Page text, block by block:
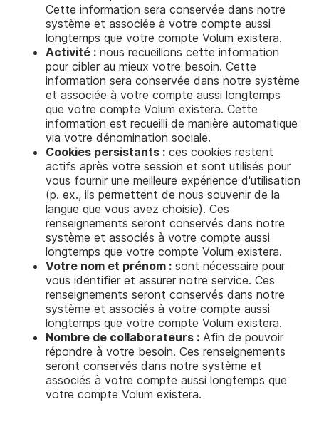
Cette information sera conservée dans notre
système et associée à votre compte aussi
longtemps que votre compte Volum existera.
Activité : nous recueillons cette information
pour cibler au mieux votre besoin. Cette
information sera conservée dans notre système
et associée à votre compte aussi longtemps
que votre compte Volum existera. Cette
information est recueilli de manière automatique
via votre dénomination sociale.
Cookies persistants : ces cookies restent
actifs après votre session et sont utilisés pour
vous fournir une meilleure expérience d'utilisation
(p. ex., ils permettent de nous souvenir de la
langue que vous avez choisie). Ces
renseignements seront conservés dans notre
système et associés à votre compte aussi
longtemps que votre compte Volum existera.
Votre nom et prénom : sont nécessaire pour
vous identifier et assurer notre service. Ces
renseignements seront conservés dans notre
système et associés à votre compte aussi
longtemps que votre compte Volum existera.
Nombre de collaborateurs : Afin de pouvoir
répondre à votre besoin. Ces renseignements
seront conservés dans notre système et
associés à votre compte aussi longtemps que
votre compte Volum existera.